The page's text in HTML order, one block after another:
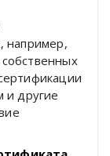
например,
и другие